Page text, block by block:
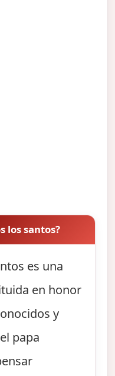
los santos?
es una
en honor
y
papa